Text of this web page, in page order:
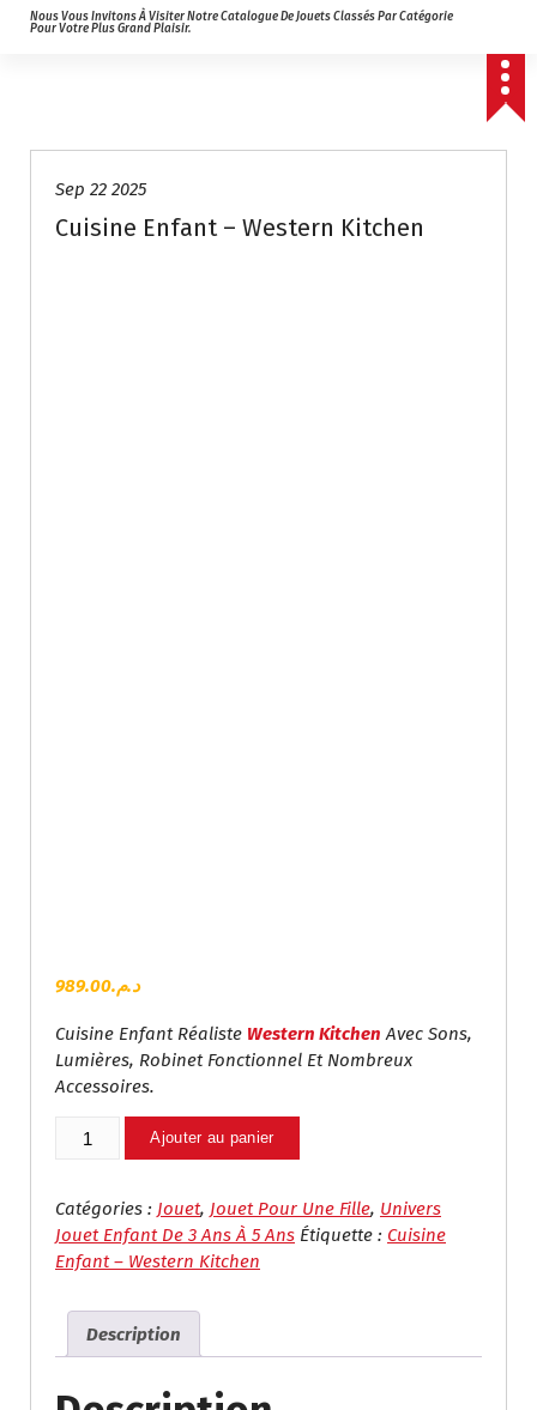
Nous Vous Invitons À Visiter Notre Catalogue De Jouets Classés Par Catégorie
Pour Votre Plus Grand Plaisir.
Sep 22 2025
Cuisine Enfant – Western Kitchen
د.م.989.00
Cuisine Enfant Réaliste Western Kitchen Avec Sons,
Lumières, Robinet Fonctionnel Et Nombreux
Accessoires.
Quantité
Enfant
–
Western
Ajouter au panier
Catégories : Jouet, Jouet Pour Une Fille, Univers
Jouet Enfant De 3 Ans À 5 Ans Étiquette : Cuisine
Enfant – Western Kitchen
Description